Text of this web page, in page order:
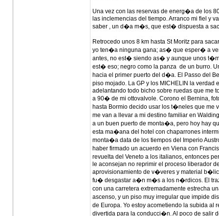
Una vez con las reservas de energ�a de los
las inclemencias del tiempo. Arranco mi fiel y
saber , un d�a m�s, que est� dispuesta a
Retrocedo unos 8 km hasta St Moritz para
yo ten�a ninguna gana; as� que esper� a
antes, no est� siendo as� y aunque unos
est� eso; negro como la panza de un burro.
hacia el primer puerto del d�a. El Passo del
piso mojado. La GP y los MICHELIN la
adelantando todo bicho sobre ruedas que me
a 90� de mi ottovalvole. Corono el Bernina,
hasta Bormio decido usar los t�neles que me
me van a llevar a mi destino familiar en
a un buen puerto de monta�a, pero hoy hay
esta ma�ana del hotel con chaparrones
monta�a data de los tiempos del Imperio
haber firmado un acuerdo en Viena con
revuelta del Veneto a los italianos, entonces
le aconsejan no reprimir el proceso liberador
aprovisionamiento de v�veres y material
fu� desgastar a�n m�s a los n�rdicos. El
con una carretera extremadamente estrecha
ascenso, y un piso muy irregular que impide
de Europa. Yo estoy acometiendo la subida
divertida para la conducci�n. Al poco de salir